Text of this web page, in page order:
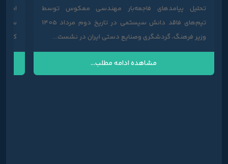
تحلیل پیامدهای فاجعه‌بار مهندسی معکوس توسط
تیم‌های فاقد دانش سیستمی در تاریخ دوم مرداد 1405
وزیر فرهنگ، گردشگری وصنایع دستی ایران در نشست...
مشاهده ادامه مطلب...
سوال
که